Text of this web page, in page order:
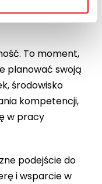
To moment,
planować swoją
środowisko
kompetencji,
w pracy
podejście do
i wsparcie w